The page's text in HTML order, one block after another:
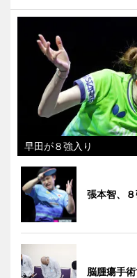
早田が８強入り
張本智、８
脳腫瘍手